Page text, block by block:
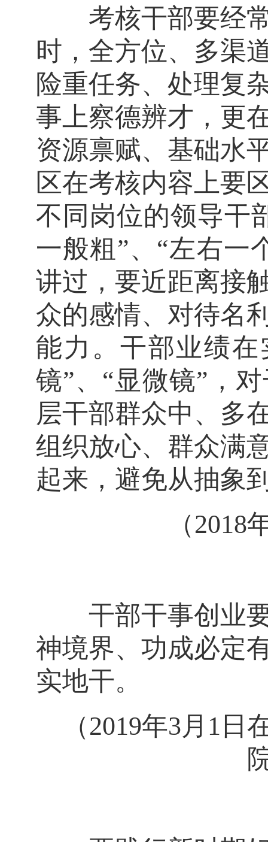
考核干部要经常
时，全方位、多渠
险重任务、处理复
事上察德辨才，更
资源禀赋、基础水
区在考核内容上要
不同岗位的领导干
一般粗”、“左右一
讲过，要近距离接
众的感情、对待名
能力。干部业绩
镜”、“显微镜”，
层干部群众中、多
组织放心、群众满
起来，避免从抽象
（
干部干事创业要
神境界、功成必定
实地干。
（2019年3月1